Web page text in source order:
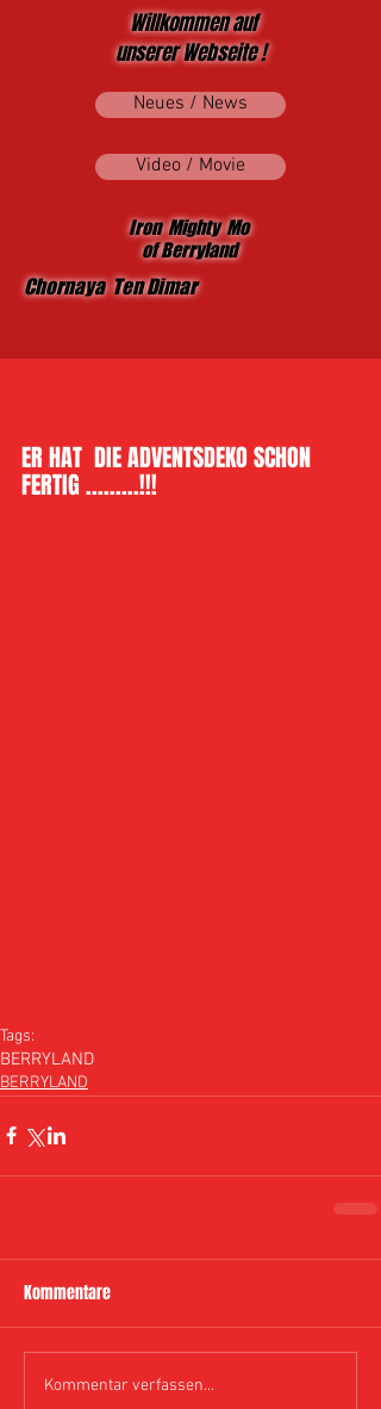
Willkommen auf
unserer Webseite !
Neues / News
Video / Movie
Iron Mighty Mo
of Berryland
Chornaya Ten Dimar
ER HAT  DIE ADVENTSDEKO SCHON
FERTIG .........!!!
Tags:
BERRYLAND
BERRYLAND
Kommentare
Kommentar verfassen...